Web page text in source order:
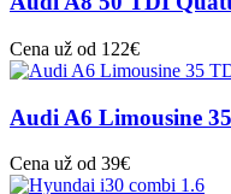
Cena už od 122€
Audi A6 Limousine
Cena už od 39€